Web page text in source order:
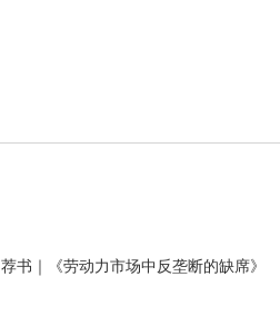
荐书｜《劳动力市场中反垄断的缺席》